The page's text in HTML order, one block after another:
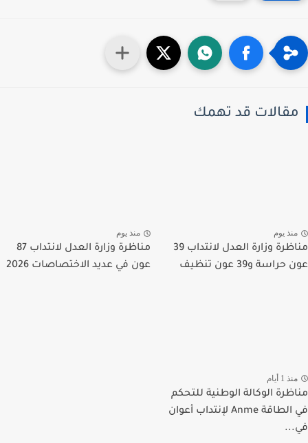
قد تهمك
يوم
مناظرة وزارة العدل لانتداب 39
و39 عون تنظيف
منذ يوم
مناظرة وزارة العدل لانتداب 87
عون في عديد الاختصاصات 2026
1 أيام
الوكالة الوطنية للتحكم
في الطاقة Anme لإنتداب أعوان